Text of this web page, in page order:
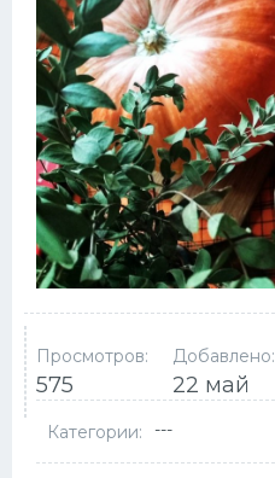
Просмотров:
575
Добавлено:
22 май
Категории: ---